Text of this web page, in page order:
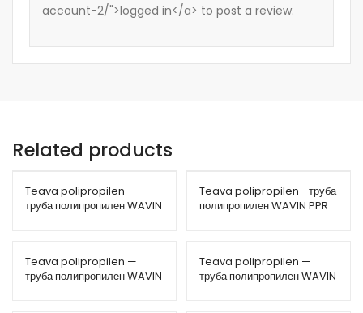
account-2/">logged in</a> to post a review.
Related products
Teava polipropilen —
труба полипропилен WAVIN
Teava polipropilen—труба
полипропилен WAVIN PPR
Teava polipropilen —
труба полипропилен WAVIN
Teava polipropilen —
труба полипропилен WAVIN